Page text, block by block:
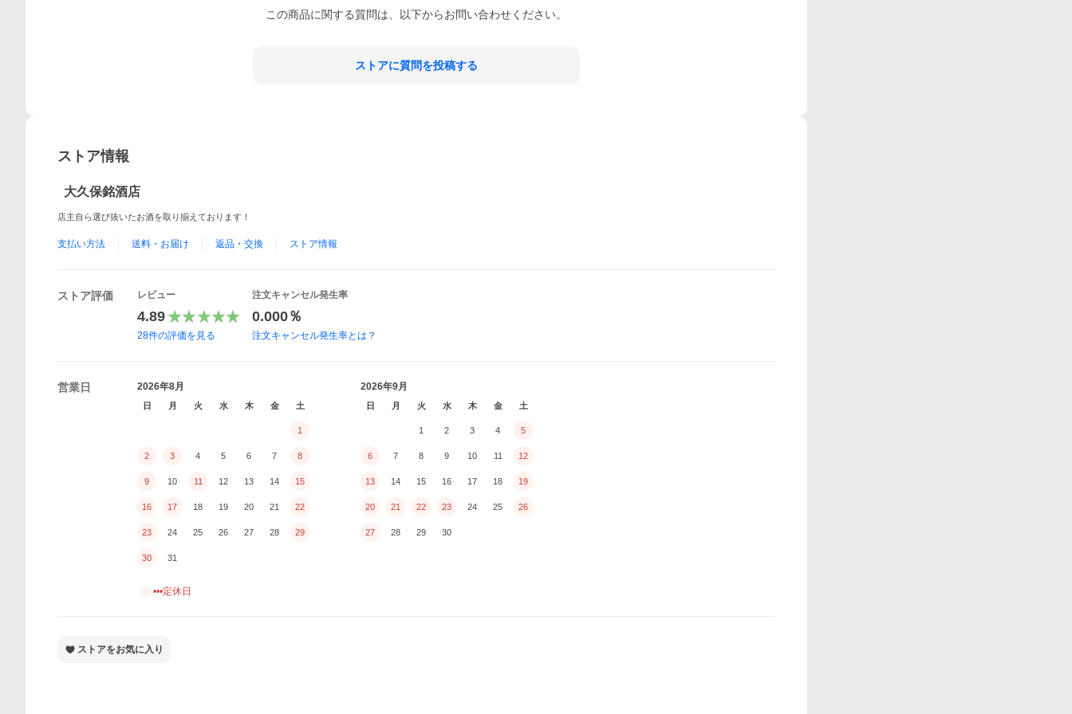
この商品に関する質問は、以下からお問い合わせください。
ストアに質問を投稿する
ストア情報
大久保銘酒店
店主自ら選び抜いたお酒を取り揃えております！
支払い方法 送料・お届け 返品・交換 ストア情報
ストア評価 レビュー
4.89
28件の評価を見る
注文キャンセル発生率
0.000％
注文キャンセル発生率とは？
営業日 2026年8月
日 月 火 水 木 金 土
1
2 3 4 5 6 7 8
9 10 11 12 13 14 15
16 17 18 19 20 21 22
23 24 25 26 27 28 29
30 31
2026年9月
日 月 火 水 木 金 土
1 2 3 4 5
6 7 8 9 10 11 12
13 14 15 16 17 18 19
20 21 22 23 24 25 26
27 28 29 30
•••定休日
ストアをお気に入り